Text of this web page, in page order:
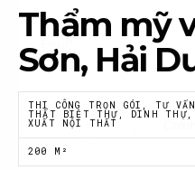
Tôi đồng ý với
Á Đông
Thẩm mỹ
Sơn, Hải
THI CÔNG TRỌN GÓI, TƯ
THẤT BIỆT THỰ, DINH THỰ,
XUẤT NỘI THẤT
200 M²